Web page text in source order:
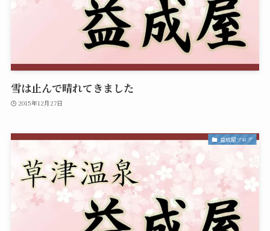
雪は止んで晴れてきました
2015年12月27日
益成屋ブログ